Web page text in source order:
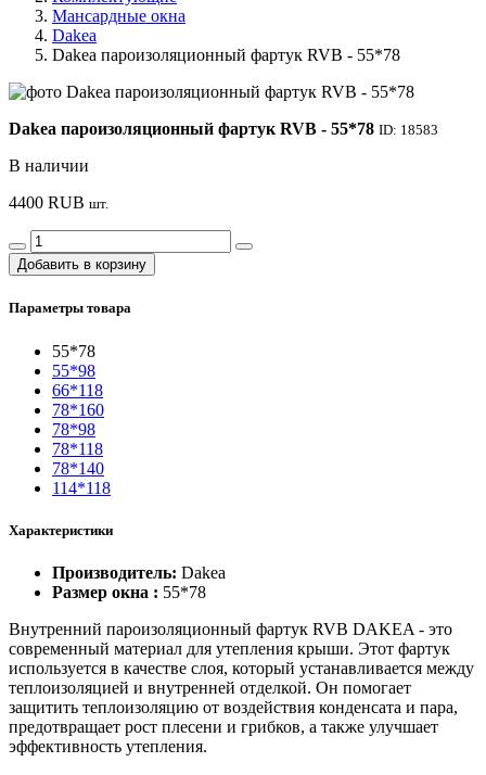
Мансардные окна
Dakea
Dakea пароизоляционный фартук RVB - 55*78
Dakea пароизоляционный фартук RVB - 55*78 ID: 18583
В наличии
4400 RUB шт.
Добавить в корзину
Параметры товара
55*78
55*98
66*118
78*160
78*98
78*118
78*140
114*118
Характеристики
Производитель: Dakea
Размер окна : 55*78
Внутренний пароизоляционный фартук RVB DAKEA - это
современный материал для утепления крыши. Этот фартук
используется в качестве слоя, который устанавливается между
теплоизоляцией и внутренней отделкой. Он помогает
защитить теплоизоляцию от воздействия конденсата и пара,
предотвращает рост плесени и грибков, а также улучшает
эффективность утепления.